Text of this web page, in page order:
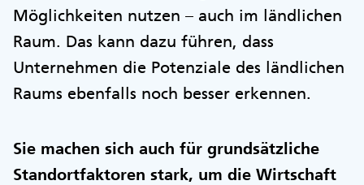
Möglichkeiten nutzen – auch im ländlichen
Raum. Das kann dazu führen, dass
Unternehmen die Potenziale des ländlichen
Raums ebenfalls noch besser erkennen.
Sie machen sich auch für grundsätzliche
Standortfaktoren stark, um die Wirtschaft